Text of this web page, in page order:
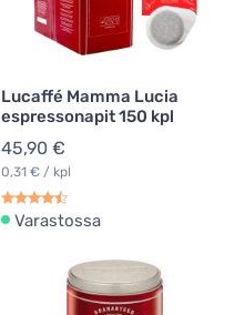
Lucaffé Mamma Lucia
espressonapit 150 kpl
45,90 €
0,31 € / kpl
Varastossa